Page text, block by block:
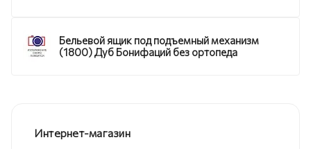
Бельевой ящик под подъемный механизм
(1800) Дуб Бонифаций без ортопеда
Интернет-магазин